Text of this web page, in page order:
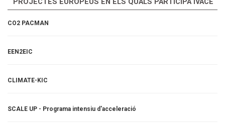
PROJECTES EUROPEUS EN ELS QUALS PARTICIPA IVACE
CO2 PACMAN
EEN2EIC
CLIMATE-KIC
SCALE UP - Programa intensiu d'acceleració